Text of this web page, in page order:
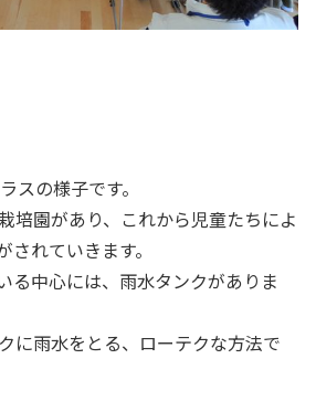
スの様子です。
培園があり、これから児童たちによ
されていきます。
る中心には、雨水タンクがありま
に雨水をとる、ローテクな方法で